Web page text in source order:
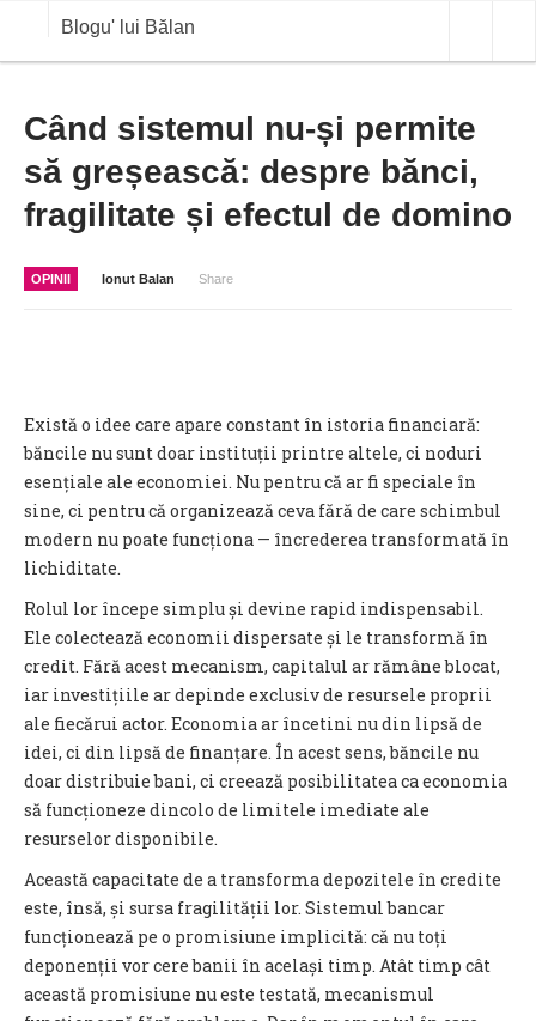
Blogu' lui Bălan
OPINII
ANALIZE
BLOG IN DIALOG
Când sistemul nu-și permite
să greșească: despre bănci,
fragilitate și efectul de domino
OPINII Ionut Balan Share
Există o idee care apare constant în istoria financiară:
băncile nu sunt doar instituții printre altele, ci noduri
esențiale ale economiei. Nu pentru că ar fi speciale în
sine, ci pentru că organizează ceva fără de care schimbul
modern nu poate funcționa — încrederea transformată în
lichiditate.
Rolul lor începe simplu și devine rapid indispensabil.
Ele colectează economii dispersate și le transformă în
credit. Fără acest mecanism, capitalul ar rămâne blocat,
iar investițiile ar depinde exclusiv de resursele proprii
ale fiecărui actor. Economia ar încetini nu din lipsă de
idei, ci din lipsă de finanțare. În acest sens, băncile nu
doar distribuie bani, ci creează posibilitatea ca economia
să funcționeze dincolo de limitele imediate ale
resurselor disponibile.
Această capacitate de a transforma depozitele în credite
este, însă, și sursa fragilității lor. Sistemul bancar
funcționează pe o promisiune implicită: că nu toți
deponenții vor cere banii în același timp. Atât timp cât
această promisiune nu este testată, mecanismul